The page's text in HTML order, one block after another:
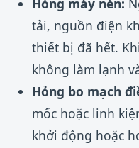
Hỏng máy nén:
tải, nguồn điện
thiết bị đã hết.
không làm lạnh
Hỏng bo mạch
mốc hoặc linh
khởi động hoặc